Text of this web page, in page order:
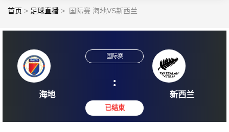
首页 > 足球直播 > 国际赛 海地VS新西兰
: